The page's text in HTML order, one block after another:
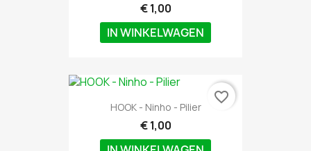
€ 1,00
IN WINKELWAGEN
HOOK - Ninho - Pilier
€ 1,00
favorite_border